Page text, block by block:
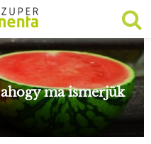
ma ismerjük